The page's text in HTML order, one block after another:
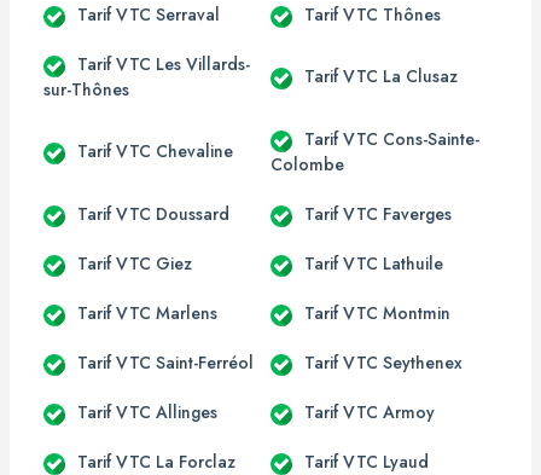
Tarif VTC Serraval Tarif VTC Thônes
Tarif VTC Les Villards-
sur-Thônes
Tarif VTC La Clusaz
Tarif VTC Chevaline
Tarif VTC Cons-Sainte-
Colombe
Tarif VTC Doussard Tarif VTC Faverges
Tarif VTC Giez Tarif VTC Lathuile
Tarif VTC Marlens Tarif VTC Montmin
Tarif VTC Saint-Ferréol Tarif VTC Seythenex
Tarif VTC Allinges Tarif VTC Armoy
Tarif VTC La Forclaz Tarif VTC Lyaud